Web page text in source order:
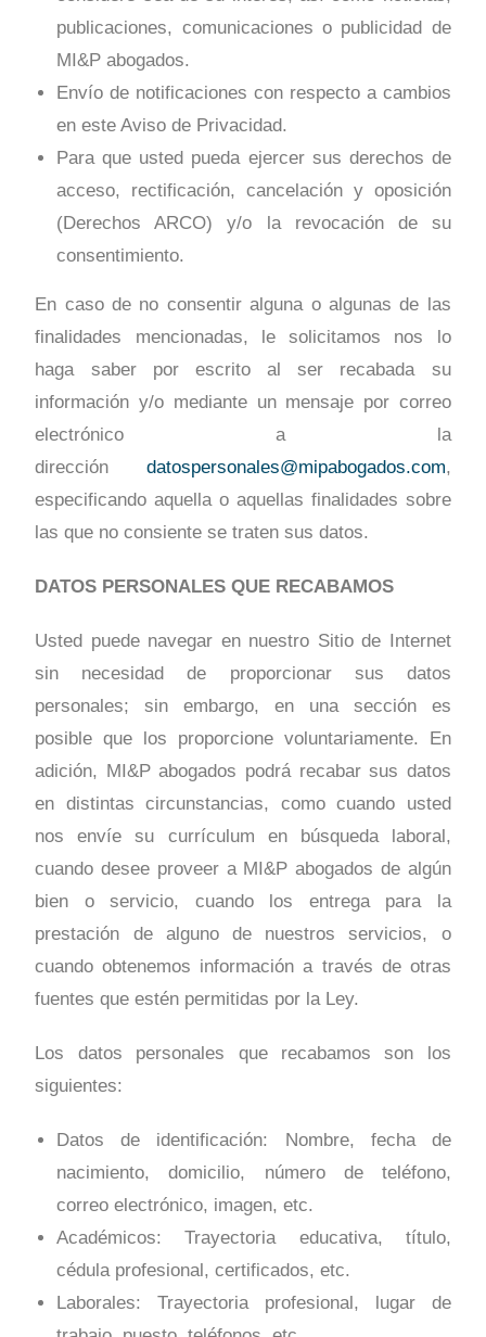
publicaciones, comunicaciones o publicidad de
MI&P abogados.
Envío de notificaciones con respecto a cambios
en este Aviso de Privacidad.
Para que usted pueda ejercer sus derechos de
acceso, rectificación, cancelación y oposición
(Derechos ARCO) y/o la revocación de su
consentimiento.
En caso de no consentir alguna o algunas de las
finalidades mencionadas, le solicitamos nos lo
haga saber por escrito al ser recabada su
información y/o mediante un mensaje por correo
electrónico a la
dirección datospersonales@mipabogados.com,
especificando aquella o aquellas finalidades sobre
las que no consiente se traten sus datos.
DATOS PERSONALES QUE RECABAMOS
Usted puede navegar en nuestro Sitio de Internet
sin necesidad de proporcionar sus datos
personales; sin embargo, en una sección es
posible que los proporcione voluntariamente. En
adición, MI&P abogados podrá recabar sus datos
en distintas circunstancias, como cuando usted
nos envíe su currículum en búsqueda laboral,
cuando desee proveer a MI&P abogados de algún
bien o servicio, cuando los entrega para la
prestación de alguno de nuestros servicios, o
cuando obtenemos información a través de otras
fuentes que estén permitidas por la Ley.
Los datos personales que recabamos son los
siguientes:
Datos de identificación: Nombre, fecha de
nacimiento, domicilio, número de teléfono,
correo electrónico, imagen, etc.
Académicos: Trayectoria educativa, título,
cédula profesional, certificados, etc.
Laborales: Trayectoria profesional, lugar de